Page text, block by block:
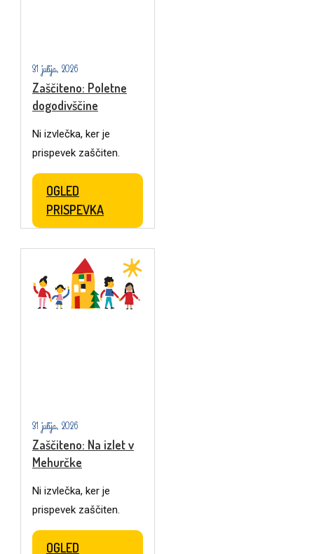
31 julija, 2026
Zaščiteno: Poletne
dogodivščine
Ni izvlečka, ker je
prispevek zaščiten.
OGLED
PRISPEVKA
31 julija, 2026
Zaščiteno: Na izlet v
Mehurčke
Ni izvlečka, ker je
prispevek zaščiten.
OGLED